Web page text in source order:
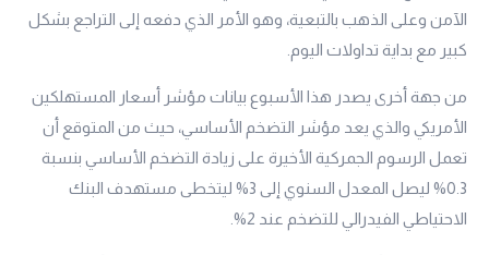
الآمن وعلى الذهب بالتبعية، وهو الأمر الذي دفعه إلى التراجع بشكل
كبير مع بداية تداولات اليوم.
من جهة أخرى يصدر هذا الأسبوع بيانات مؤشر أسعار المستهلكين
الأمريكي والذي يعد مؤشر التضخم الأساسي، حيث من المتوقع أن
تعمل الرسوم الجمركية الأخيرة على زيادة التضخم الأساسي بنسبة
0.3% ليصل المعدل السنوي إلى 3% ليتخطى مستهدف البنك
الاحتياطي الفيدرالي للتضخم عند 2%.